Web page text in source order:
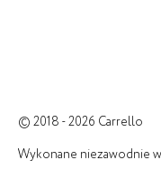
© 2018 - 2026 Carrello
Wykonane niezawodnie w